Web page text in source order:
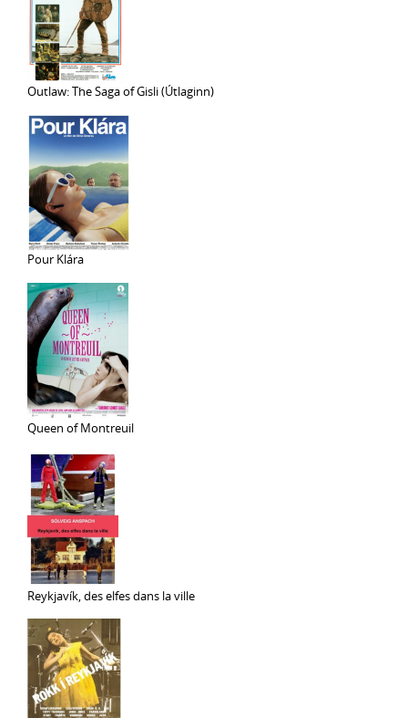
Outlaw: The Saga of Gisli (Útlaginn)
Pour Klára
Queen of Montreuil
Reykjavík, des elfes dans la ville